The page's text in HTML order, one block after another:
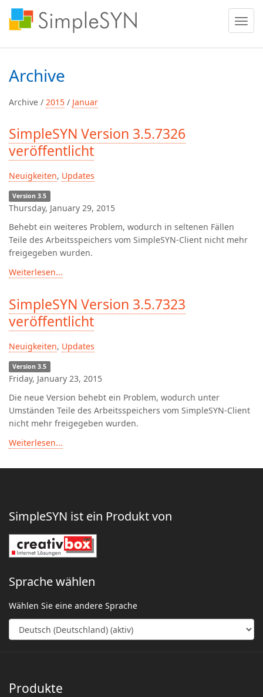
Menü
ein
oder
Archive
Archive / 2015 / Januar
SimpleSYN Version 3.5.7326
veröffentlicht
Neuigkeiten, Updates
Version 3.5
Thursday, January 29, 2015
Behebt ein weiteres Problem, wodurch in seltenen Fällen
Teile des Arbeitsspeichers vom SimpleSYN-Client nicht mehr
freigegeben wurden.
Weiterlesen...
SimpleSYN Version 3.5.7323
veröffentlicht
Neuigkeiten, Updates
Version 3.5
Friday, January 23, 2015
Die neue Version behebt ein Problem, wodurch unter
Umständen Teile des Arbeitsspeichers vom SimpleSYN-Client
nicht mehr freigegeben wurden.
Weiterlesen...
SimpleSYN ist ein Produkt von
Sprache wählen
Wählen Sie eine andere Sprache
Produkte